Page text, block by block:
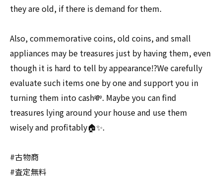
they are old, if there is demand for them.
Also, commemorative coins, old coins, and small
appliances may be treasures just by having them, even
though it is hard to tell by appearance⁉️We carefully
evaluate such items one by one and support you in
turning them into cash💸. Maybe you can find
treasures lying around your house and use them
wisely and profitably🏠✨.
#古物商
#査定無料